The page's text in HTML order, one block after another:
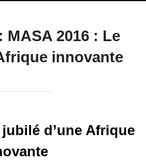
MASA 2016 : Le
innovante
d’une Afrique